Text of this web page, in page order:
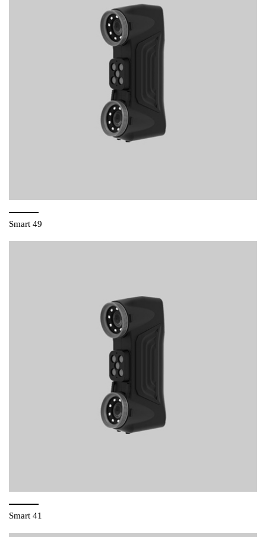
Smart 49
Smart 41